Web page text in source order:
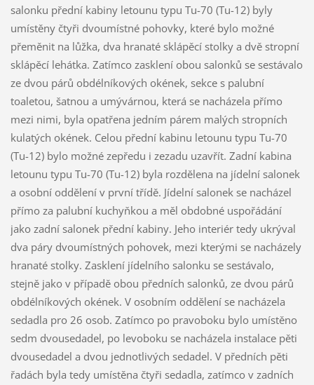
salonku přední kabiny letounu typu Tu-70 (Tu-12) byly
umístěny čtyři dvoumístné pohovky, které bylo možné
přeměnit na lůžka, dva hranaté sklápěcí stolky a dvě stropní
sklápěcí lehátka. Zatímco zasklení obou salonků se sestávalo
ze dvou párů obdélníkových okének, sekce s palubní
toaletou, šatnou a umývárnou, která se nacházela přímo
mezi nimi, byla opatřena jedním párem malých stropních
kulatých okének. Celou přední kabinu letounu typu Tu-70
(Tu-12) bylo možné zepředu i zezadu uzavřít. Zadní kabina
letounu typu Tu-70 (Tu-12) byla rozdělena na jídelní salonek
a osobní oddělení v první třídě. Jídelní salonek se nacházel
přímo za palubní kuchyňkou a měl obdobné uspořádání
jako zadní salonek přední kabiny. Jeho interiér tedy ukrýval
dva páry dvoumístných pohovek, mezi kterými se nacházely
hranaté stolky. Zasklení jídelního salonku se sestávalo,
stejně jako v případě obou předních salonků, ze dvou párů
obdélníkových okének. V osobním oddělení se nacházela
sedadla pro 26 osob. Zatímco po pravoboku bylo umístěno
sedm dvousedadel, po levoboku se nacházela instalace pěti
dvousedadel a dvou jednotlivých sedadel. V předních pěti
řadách byla tedy umístěna čtyři sedadla, zatímco v zadních